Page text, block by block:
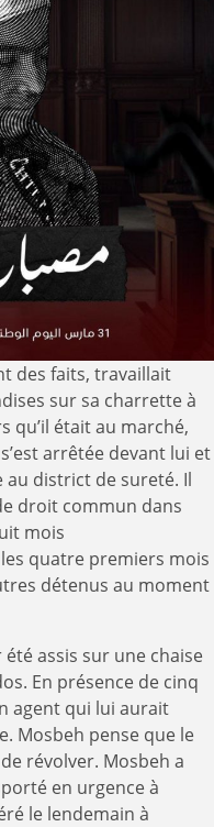
des faits, travaillait
sur sa charrette à
qu’il était au marché,
arrêtée devant lui et
au district de sureté. Il
droit commun dans
mois
quatre premiers mois
détenus au moment
assis sur une chaise
En présence de cinq
agent qui lui aurait
Mosbeh pense que le
révolver. Mosbeh a
en urgence à
le lendemain à